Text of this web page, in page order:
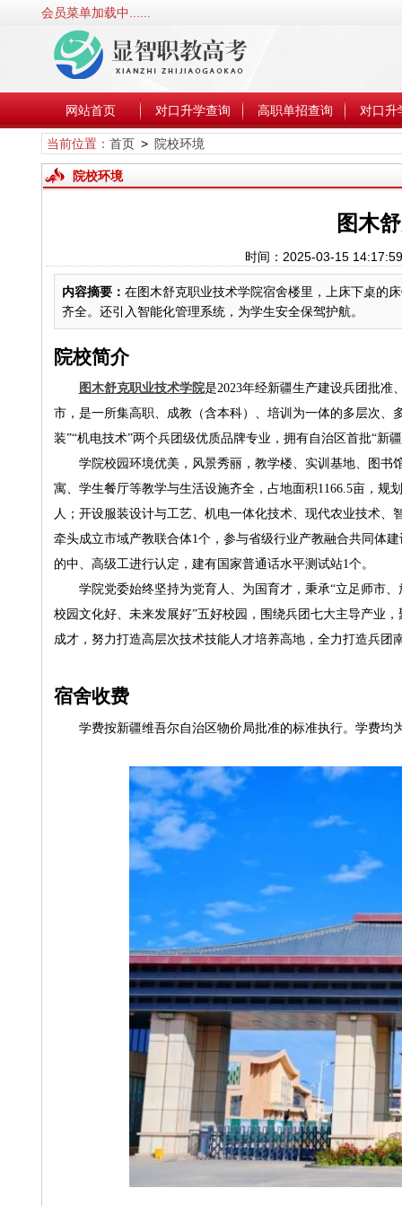
会员菜单加载中......
网站首页 对口升学查询 高职单招查询 对口升
当前位置： 首页> 院校环境
院校环境
图木
时间：2025-03-15
内容摘要： 在图木舒克职业技术学院宿舍楼里，上床下桌的
齐全。还引入智能化管理系统，为学生安全保驾护航。
院校简介
图木舒克职业技术学院是2023年经新疆生产建设兵团批准
市，是一所集高职、成教（含本科）、培训为一体的多层次
装”“机电技术”两个兵团级优质品牌专业，拥有自治区首批“新
学院校园环境优美，风景秀丽，教学楼、实训基地、图书
寓、学生餐厅等教学与生活设施齐全，占地面积1166.5亩，规
人；开设服装设计与工艺、机电一体化技术、现代农业技术
牵头成立市域产教联合体1个，参与省级行业产教融合共同体
的中、高级工进行认定，建有国家普通话水平测试站1个。
学院党委始终坚持为党育人、为国育才，秉承“立足师市、
校园文化好、未来发展好”五好校园，围绕兵团七大主导产业
成才，努力打造高层次技术技能人才培养高地，全力打造兵团
宿舍收费
学费按新疆维吾尔自治区物价局批准的标准执行。学费